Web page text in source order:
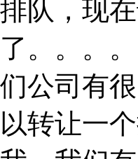
排队，现
了。。。
们公司有
以转让一